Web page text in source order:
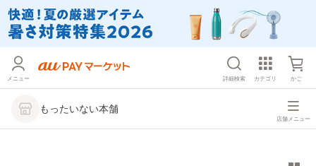
メニュー 詳細検索 カテゴリ かご
もったいない本舗
店舗メニュー